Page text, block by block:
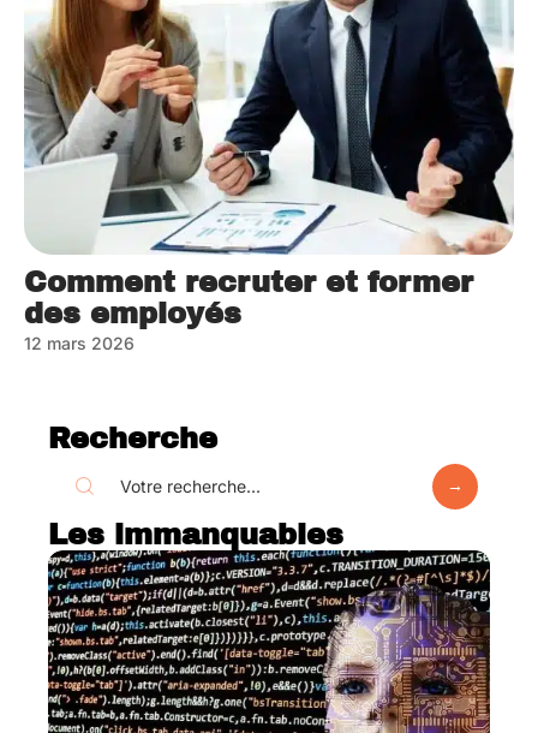
Comment recruter et former
des employés
12 mars 2026
Recherche
Les immanquables